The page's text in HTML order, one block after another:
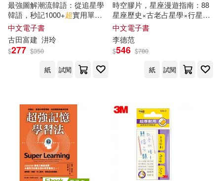
建築考試培訓研究中心(2)
張元庭(2) 張元庭 (2)
張啟玥(2) 張強(2)
張海濤，楊維清，何正友 編著(2)
張玉芬(2)
春光(2) 木馬文化(2)
未來出版(2) 楓葉社文化(2)
氣象出版社(2)
河南大學出版社(2)
深智數位(2) 漫遊者文化(2)
瑞昇(2)
最強圖解潮流韓語：從追星學
韓語，秒記1000+超實用單字!
(電子書)
中文電子書
古田富建 汫玲
$277 $350
紙
試閱
時空膠片，星座漫遊指南：88
星座歷史×古老占星學×行星逆
行×超實用觀星技巧……關於耿
耿星河，你不能只知道太陽系
裡的事! (電子書)
中文電子書
李德范
$546 $780
紙
試閱